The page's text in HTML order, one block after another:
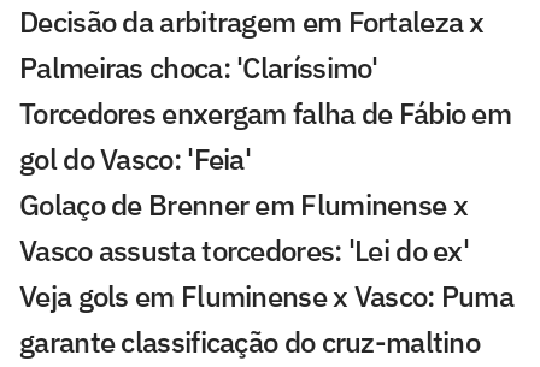
Decisão da arbitragem em Fortaleza x
Palmeiras choca: 'Claríssimo'
Torcedores enxergam falha de Fábio em
gol do Vasco: 'Feia'
Golaço de Brenner em Fluminense x
Vasco assusta torcedores: 'Lei do ex'
Veja gols em Fluminense x Vasco: Puma
garante classificação do cruz-maltino